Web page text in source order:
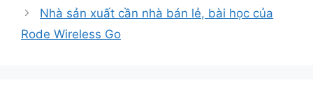
Nhà sản xuất cần nhà bán lẻ, bài học của
Rode Wireless Go